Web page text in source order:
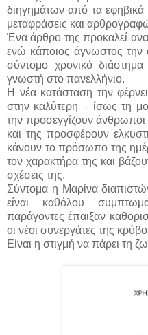
διηγημάτων από τα εφηβικά
μεταφράσεις και
Ένα άρθρο της προκαλεί
ενώ κάποιος άγνωστος την
σύντομο χρονικό
γνωστή στο πανελλήνιο.
Η νέα κατάσταση την
στην καλύτερη – ίσως τη
την προσεγγίζουν
και της προσφέρουν
κάνουν το πρόσωπο της
τον χαρακτήρα της και
σχέσεις της.
Σύντομα η Μαρίνα
είναι καθόλου
παράγοντες έπαιξαν
οι νέοι συνεργάτες της
Είναι η στιγμή να πάρει τη